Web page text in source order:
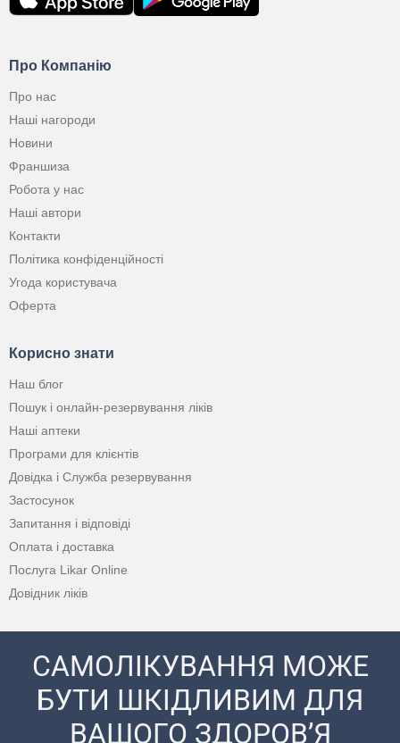
Про Компанію
Про нас
Наші нагороди
Новини
Франшиза
Робота у нас
Наші автори
Контакти
Політика конфіденційності
Угода користувача
Оферта
Корисно знати
Наш блог
Пошук і онлайн-резервування ліків
Наші аптеки
Програми для клієнтів
Довідка і Служба резервування
Застосунок
Запитання і відповіді
Оплата і доставка
Послуга Likar Online
Довідник ліків
САМОЛІКУВАННЯ МОЖЕ
БУТИ ШКІДЛИВИМ ДЛЯ
ВАШОГО ЗДОРОВ’Я